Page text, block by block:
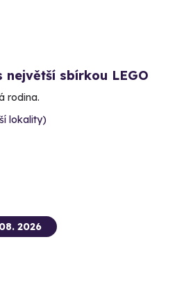
největší sbírkou LEGO
rodina.
lokality)
2026